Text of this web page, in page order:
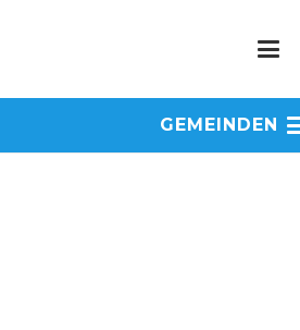
GEMEINDEN